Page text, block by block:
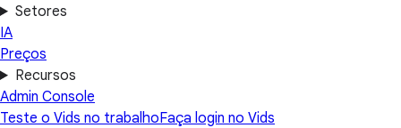
Setores
IA
Preços
Recursos
Admin Console
Teste o Vids no trabalhoFaça login no Vids